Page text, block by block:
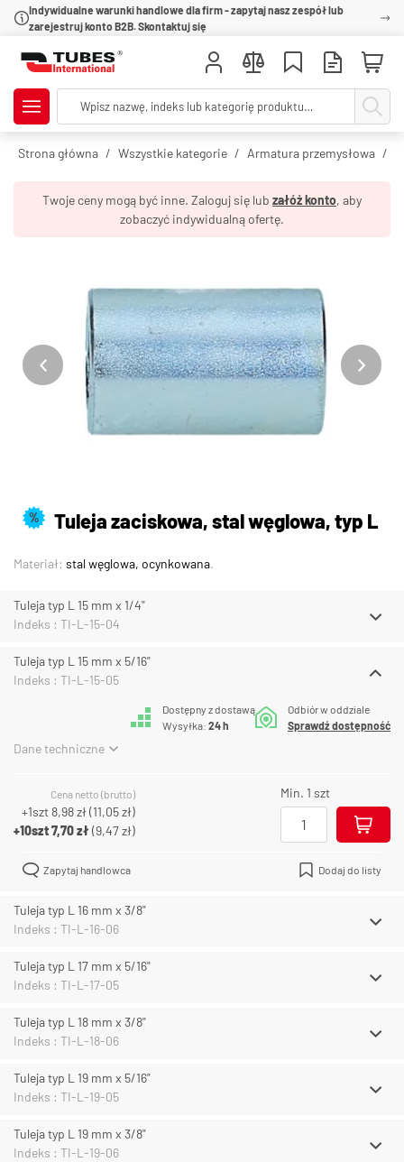
Indywidualne warunki handlowe dla firm - zapytaj nasz zespół lub
zarejestruj konto B2B. Skontaktuj się
Strona główna Wszystkie kategorie Armatura przemysłowa
Twoje ceny mogą być inne. Zaloguj się lub załóż konto, aby
zobaczyć indywidualną ofertę.
% Tuleja zaciskowa, stal węglowa, typ L
Materiał: stal węglowa, ocynkowana.
Tuleja typ L 15 mm x 1/4"
Indeks : TI-L-15-04
Tuleja typ L 15 mm x 5/16"
Indeks : TI-L-15-05
Dostępny z dostawą
Wysyłka: 24 h
Odbiór w oddziale
Sprawdź dostępność
Dane techniczne
Cena netto (brutto)
+1szt 8,98 zł(11,05 zł)
+10szt7,70 zł(9,47 zł)
Min. 1 szt
Zapytaj handlowca Dodaj do listy
Tuleja typ L 16 mm x 3/8"
Indeks : TI-L-16-06
Tuleja typ L 17 mm x 5/16"
Indeks : TI-L-17-05
Tuleja typ L 18 mm x 3/8"
Indeks : TI-L-18-06
Tuleja typ L 19 mm x 5/16"
Indeks : TI-L-19-05
Tuleja typ L 19 mm x 3/8"
Indeks : TI-L-19-06